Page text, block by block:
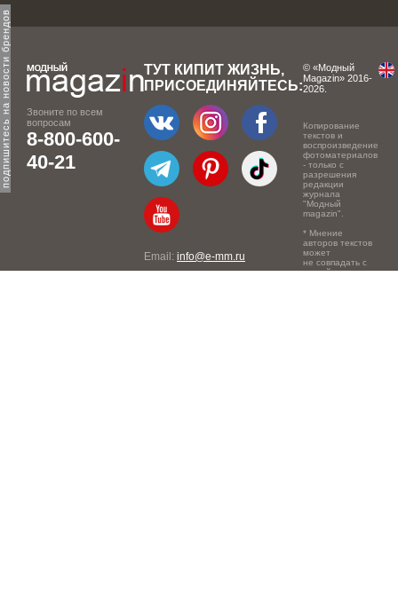
подпишитесь на новости брендов
Звоните по всем
вопросам
8-800-600-
40-21
ТУТ КИПИТ ЖИЗНЬ,
ПРИСОЕДИНЯЙТЕСЬ:
Email: info@e-mm.ru
© «Модный
Magazin» 2016-
2026.
Копирование
текстов и
воспроизведение
фотоматериалов
- только с
разрешения
редакции
журнала
"Модный
magazin".
* Мнение
авторов текстов
может
не совпадать с
точкой зрения